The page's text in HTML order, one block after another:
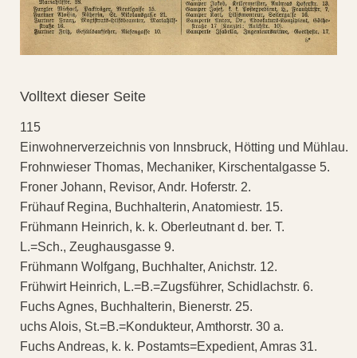
Volltext dieser Seite
115
Einwohnerverzeichnis von Innsbruck, Hötting und Mühlau.
Frohnwieser Thomas, Mechaniker, Kirschentalgasse 5.
Froner Johann, Revisor, Andr. Hoferstr. 2.
Frühauf Regina, Buchhalterin, Anatomiestr. 15.
Frühmann Heinrich, k. k. Oberleutnant d. ber. T.
L.=Sch., Zeughausgasse 9.
Frühmann Wolfgang, Buchhalter, Anichstr. 12.
Frühwirt Heinrich, L.=B.=Zugsführer, Schidlachstr. 6.
Fuchs Agnes, Buchhalterin, Bienerstr. 25.
uchs Alois, St.=B.=Kondukteur, Amthorstr. 30 a.
Fuchs Andreas, k. k. Postamts=Expedient, Amras 31.